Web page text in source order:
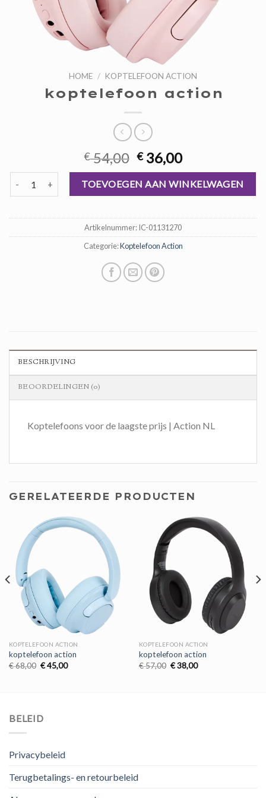
HOME / KOPTELEFOON ACTION
koptelefoon action
€54,00 Oorspronkelijke
prijs
was:
€ 54,00.
€36,00Huidige
prijs
is:
€ 36,00.
koptelefoon action aantalTOEVOEGEN AAN WINKELWAGEN
Artikelnummer:IC-01131270
Categorie:Koptelefoon Action
BESCHRIJVING
BEOORDELINGEN (0)
Koptelefoons voor de laagste prijs | Action NL
GERELATEERDE PRODUCTEN
KOPTELEFOON ACTION
koptelefoon action
€68,00 Oorspronkelijke
€45,00Huidige
KOPTELEFOON ACTION
koptelefoon action
€57,00 Oorspronkelijke
€38,00Huidige
BELEID
Privacybeleid
Terugbetalings- en retourbeleid